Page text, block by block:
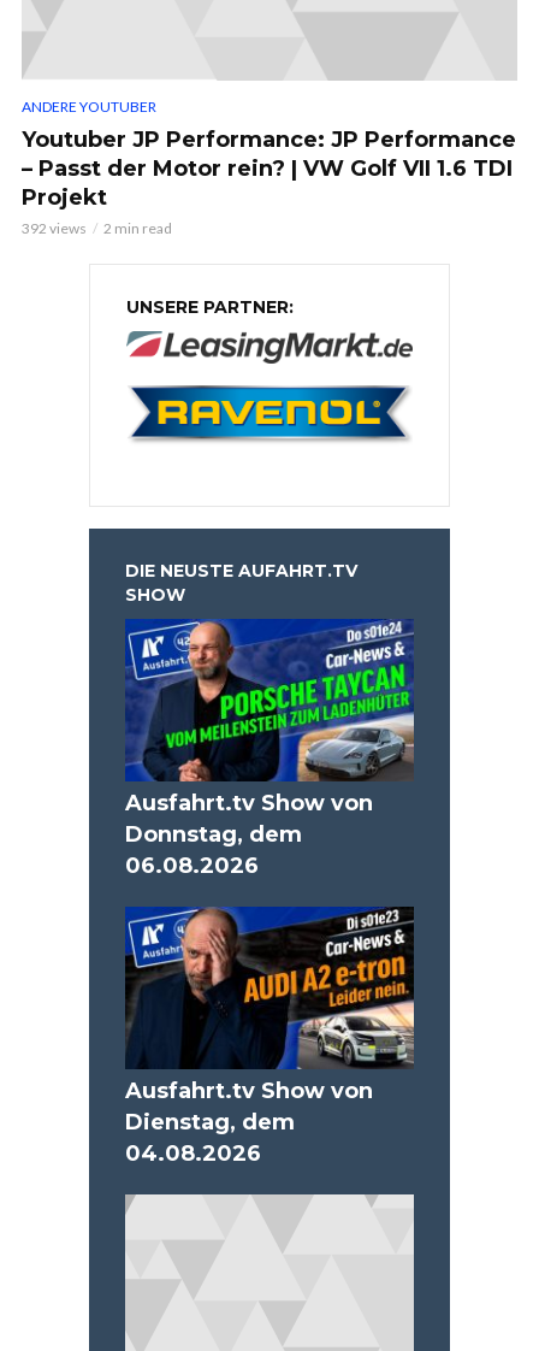
ANDERE YOUTUBER
Youtuber JP Performance: JP Performance
– Passt der Motor rein? | VW Golf VII 1.6 TDI
Projekt
392 views 2 min read
UNSERE PARTNER:
DIE NEUSTE AUFAHRT.TV
SHOW
Ausfahrt.tv Show von
Donnstag, dem
06.08.2026
Ausfahrt.tv Show von
Dienstag, dem
04.08.2026